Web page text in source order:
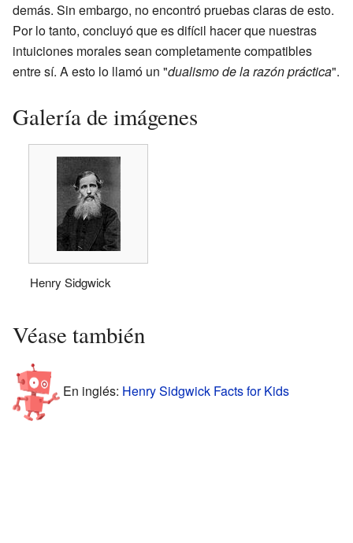
demás. Sin embargo, no encontró pruebas claras de esto.
Por lo tanto, concluyó que es difícil hacer que nuestras
intuiciones morales sean completamente compatibles
entre sí. A esto lo llamó un "dualismo de la razón práctica".
Galería de imágenes
Henry Sidgwick
Véase también
En inglés: Henry Sidgwick Facts for Kids